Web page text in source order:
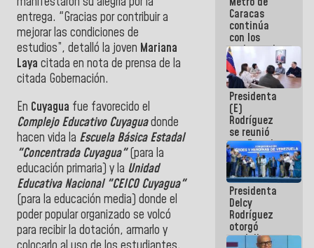
entrega. "Gracias por contribuir a
mejorar las condiciones de
estudios”, detalló la joven Mariana
Laya citada en nota de prensa de la
citada Gobernación.
En Cuyagua fue favorecido el
Complejo Educativo Cuyaguadonde
hacen vida la Escuela Básica Estadal
"Concentrada Cuyagua"(para la
educación primaria) y la Unidad
Educativa Nacional "CEICO Cuyagua"
(para la educación media) donde el
poder popular organizado se volcó
para recibir la dotación, armarlo y
Caracas
continúa
con los
trabajos de
mantenimiento
e inspección
en la Línea 2
Presidenta
(E)
Rodríguez
se reunió
con Estado
Mayor
Eléctrico
para
abordar
planes de
acción
Presidenta
Delcy
Rodríguez
otorgó
medalla